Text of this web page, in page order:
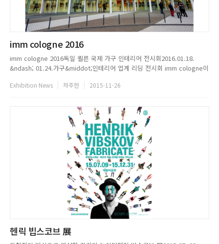
imm cologne 2016
imm cologne 2016독일 쾰른 국제 가구 인테리어 전시회2016.01.18.
&ndash; 01.24.가구&middot;인테리어 업계 리딩 전시회 imm cologne이
1,300개의 회사가 참가할 예정이며 LivingInteriors도 함께 개최되어 더욱
Exhibition News 차주헌 2015-11-26
헨릭 빕스코브 展